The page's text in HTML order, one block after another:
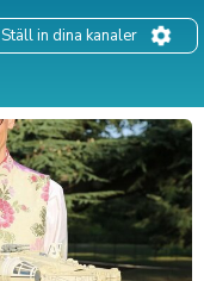
Ställ in dina kanaler